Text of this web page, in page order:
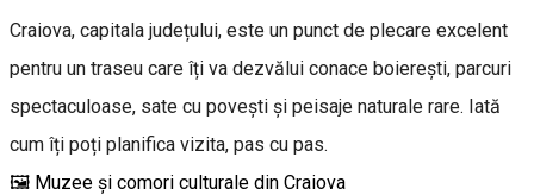
Craiova, capitala județului, este un punct de plecare excelent
pentru un traseu care îți va dezvălui conace boierești, parcuri
spectaculoase, sate cu povești și peisaje naturale rare. Iată
cum îți poți planifica vizita, pas cu pas.
🖼 Muzee și comori culturale din Craiova